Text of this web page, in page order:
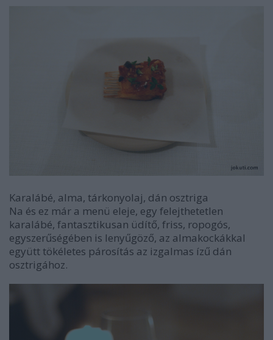
Karalábé, alma, tárkonyolaj, dán osztriga
Na és ez már a menü eleje, egy felejthetetlen
karalábé, fantasztikusan üdítő, friss, ropogós,
egyszerűségében is lenyűgöző, az almakockákkal
együtt tökéletes párosítás az izgalmas ízű dán
osztrigához.